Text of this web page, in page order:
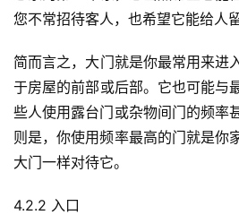
您不常招待客人，也希望它能给人
简而言之，大门就是你最常用来
于房屋的前部或后部。它也可能
些人使用露台门或杂物间门的频率
则是，你使用频率最高的门就是你
大门一样对待它。
4.2.2 入口